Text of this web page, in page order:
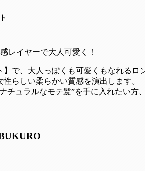
レイヤーで大人可愛く！
で、大人っぽくも可愛くもなれるロ
らしい柔らかい質感を演出します。
チュラルなモテ髪”を手に入れたい方